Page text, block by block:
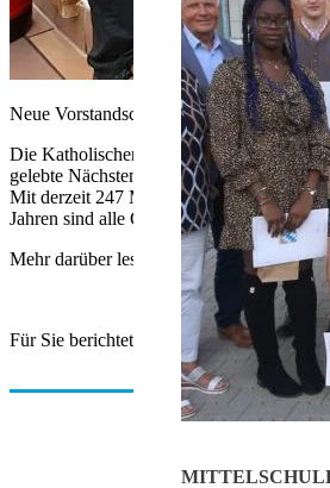
Neue Vorstandschaft Katholischen
Die Katholischen Frauen Goldach im
gelebte Nächstenliebe, Zusammenhalt
Mit derzeit 247 Mitgliedern zählt der
Jahren sind alle Generationen vertreten.
Mehr darüber lesen Sie in der nächsten
Für Sie berichtete Kate Eigner.